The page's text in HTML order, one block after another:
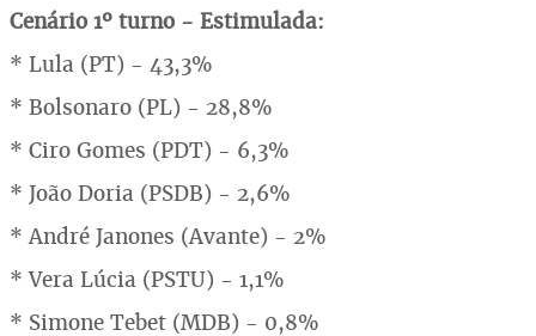
Cenário 1º turno - Estimulada:
* Lula (PT) - 43,3%
* Bolsonaro (PL) - 28,8%
* Ciro Gomes (PDT) - 6,3%
* João Doria (PSDB) - 2,6%
* André Janones (Avante) - 2%
* Vera Lúcia (PSTU) - 1,1%
* Simone Tebet (MDB) - 0,8%